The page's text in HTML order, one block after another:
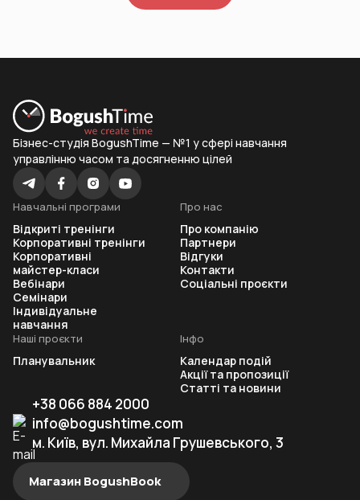
Бізнес-студія BogushTime — №1 у сфері навчання
управлінню часом та досягненню цілей
Навчальні програми
Відкриті тренінги
Корпоративні тренінги
Корпоративні
майстер-класи
Вебінари
Семінари
Індивідуальне
навчання
Наші проєкти
Планувальник
Інфо
Календар подій
Акції та пропозиції
Статті та новини
Про нас
Про компанію
Партнери
Відгуки
Контакти
Соціальні проєкти
+38 066 884 2000
info@bogushtime.com
м. Київ, вул. Михайла Грушевського, 3
Магазин BogushBook